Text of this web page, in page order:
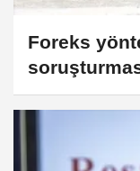
Foreks
gözaltı